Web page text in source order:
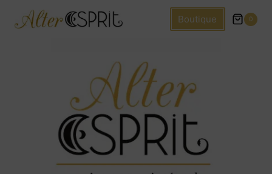
Boutique 0